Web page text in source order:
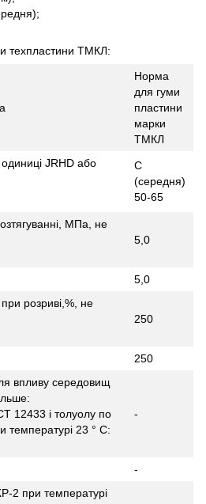
техпластини ТМКЛ:
Норма
для гуми
пластини
марки
ТМКЛ
одиниці JRHD або
С
(середня)
50-65
МПа, не
5,0
5,0
розриві,%, не
250
250
впливу середовищ
12433 і толуолу по
23 ° С:
-
-
2 при температурі